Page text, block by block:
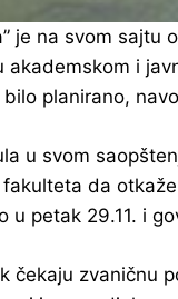
je na svom
akademskom i
planirano,
u svom
da
petak 29.11. i
čekaju zvaničnu